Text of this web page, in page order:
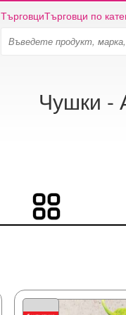
ТърговциТърговци по
Чушки -